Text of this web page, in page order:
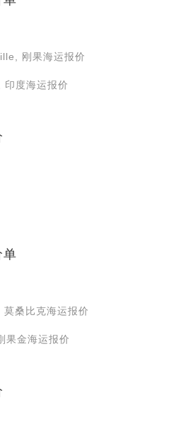
刚果海运报价
度海运报价
单
桑比克海运报价
果金海运报价